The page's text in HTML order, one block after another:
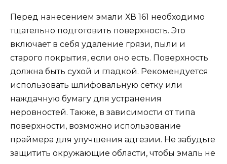
Перед нанесением эмали ХВ 161 необходимо
тщательно подготовить поверхность. Это
включает в себя удаление грязи, пыли и
старого покрытия, если оно есть. Поверхность
должна быть сухой и гладкой. Рекомендуется
использовать шлифовальную сетку или
наждачную бумагу для устранения
неровностей. Также, в зависимости от типа
поверхности, возможно использование
праймера для улучшения адгезии. Не забудьте
защитить окружающие области, чтобы эмаль не